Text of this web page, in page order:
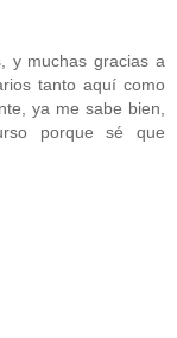
y muchas gracias a
tanto aquí como
ya me sabe bien,
porque sé que